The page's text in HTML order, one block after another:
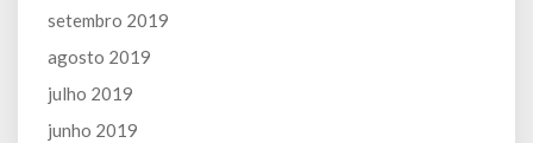
setembro 2019
agosto 2019
julho 2019
junho 2019